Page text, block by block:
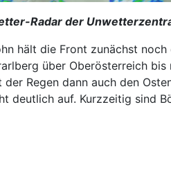
Radar der
hält die Front zunächst
über Oberösterreich bis
Regen dann auch den
deutlich auf. Kurzzeitig sind